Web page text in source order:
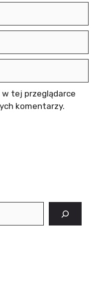
tej przeglądarce
komentarzy.